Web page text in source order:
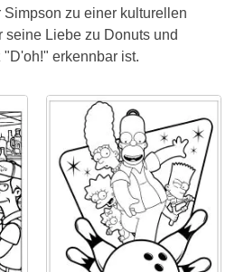
zu einer kulturellen
seine Liebe zu Donuts und
erkennbar ist.